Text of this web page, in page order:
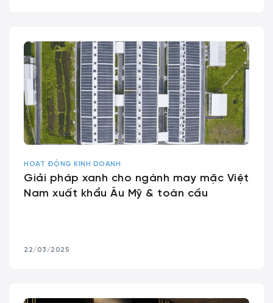
HOẠT ĐỘNG KINH DOANH
Giải pháp xanh cho ngành may mặc Việt
Nam xuất khẩu Âu Mỹ & toàn cầu
22/03/2025